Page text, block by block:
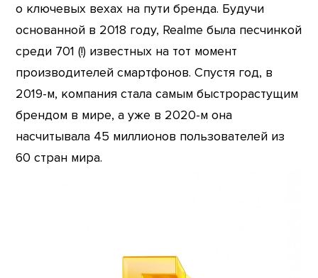
о ключевых вехах на пути бренда. Будучи
основанной в 2018 году, Realme была песчинкой
среди 701 (!) известных на тот момент
производителей смартфонов. Спустя год, в
2019-м, компания стала самым быстрорастущим
брендом в мире, а уже в 2020-м она
насчитывала 45 миллионов пользователей из
60 стран мира.